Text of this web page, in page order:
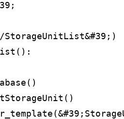
StorageUnitList&#39;)